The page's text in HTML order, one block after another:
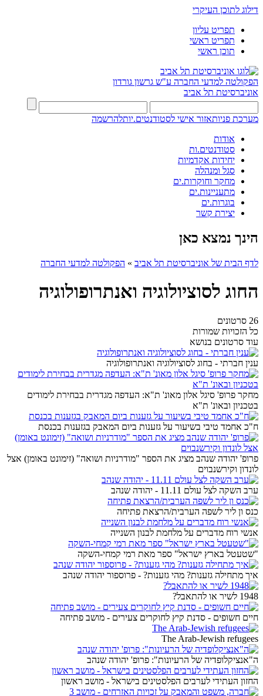
דילוג לתוכן העיקרי
תפריט עליון
תפריט ראשי
תוכן ראשי
הפקולטה למדעי החברה ע"ש גרשון גורדון
אוניברסיטת תל אביב
מערכת פניותאזור אישי לסטודנטים.יותלהרשמה
אודות
סטודנטים.ות
יחידות אקדמיות
סגל ומנהלה
מחקר וחוקרות.ים
מתעניינות.ים
בוגרות.ים
יצירת קשר
הינך נמצא כאן
לדף הבית של אוניברסיטת תל אביב » הפקולטה למדעי החברה
החוג לסוציולוגיה ואנתרופולוגיה
26 סרטונים
כל הזכויות שמורות
עוד סרטונים בנושא
ענין חברתי - בחוג לסוציולוגיה ואנתרופולוגיה
מחקר פרופ' סיגל אלון מאונ' ת"א: העדפה מגדרית בבחירת לימודים
בטכניון ובאונ' ת"א
ח"כ אחמד טיבי בשיעור על גזענות ביום המאבק בגזענות בכנסת
פרופ' יהודה שנהב מציג את הספר "מודרניות ושואה" (זימונט באומן) אצל
לונדון וקירשנבוים
ערב השקה לצל עולם 11.11 - יהודה שנהב
כנס ון ליר לשפה הערבית/הרצאת פתיחה
אנשי רוח מדברים על מלחמת לבנון השנייה
"שטעטל בארץ ישראל" ספר מאת רמי קמחי-השקה
איך מתחילה גזענות? מהי גזענות? - פרוספור יהודה שנהב
1948 לשיר או להתאבל?
חיים חשופים - סדנת קיץ לחוקרים צעירים - מושב פתיחה
The Arab-Jewish refugees
ה"אנציקלופדיה של הרעיונות": פרופ' יהודה שנהב
החזון העתידי לערבים הפלסטינים בישראל - מושב ראשון